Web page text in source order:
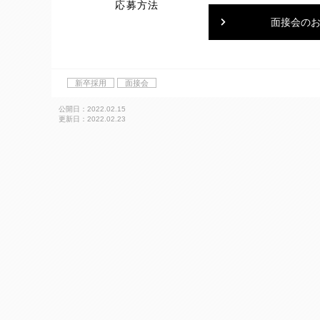
応募方法
面接会の
新卒採用 面接会
2022.02.15
2022.02.23